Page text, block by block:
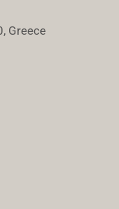
Greece